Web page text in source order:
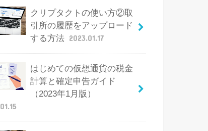
クリプタクトの使い方②取
引所の履歴をアップロード
する方法 2023.01.17
はじめての仮想通貨の税金
計算と確定申告ガイド
（2023年1月版）